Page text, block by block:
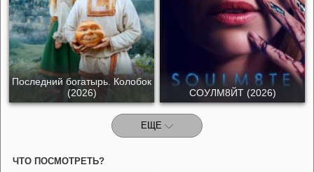
Последний богатырь. Колобок
(2026)
СОУЛМ8ЙТ (2026)
ЕЩЕ
ЧТО ПОСМОТРЕТЬ?